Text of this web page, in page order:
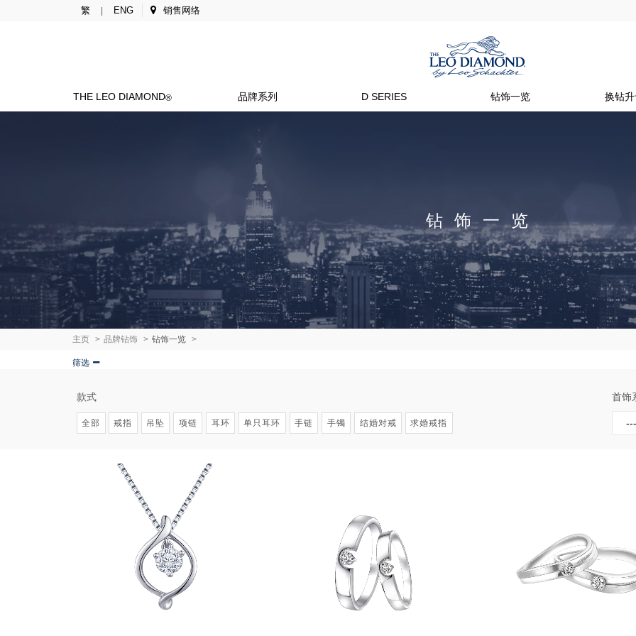
繁 ENG 销售网络
THE LEO DIAMOND® 品牌系列 D SERIES 钻饰一览 换钻
钻饰一览
主页 品牌钻饰 钻饰一览
筛选
款式
全部 戒指 吊坠 项链 耳环 单只耳环 手链 手镯 结婚对戒 求婚戒指
首饰